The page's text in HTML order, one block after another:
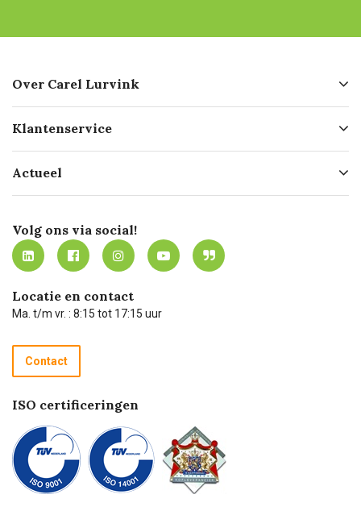
Over Carel Lurvink
Geschiedenis
Missie
Certificering
Werken bij Carel Lurvink
MVO
Klantenservice
Bezorgen
Mijn Carel Lurvink
Mijn Carel Lurvink instructievideo's
Carel Lurvink App
Hulp op afstand
Technische dienst
Recycle programma
Betalen
Actueel
Innovation LAB
Tevreden klanten
Carel Lurvink Blog
Carel de podcast
Volg ons via social!
Locatie en contact
Ma. t/m vr. : 8:15 tot 17:15 uur
Contact
ISO certificeringen